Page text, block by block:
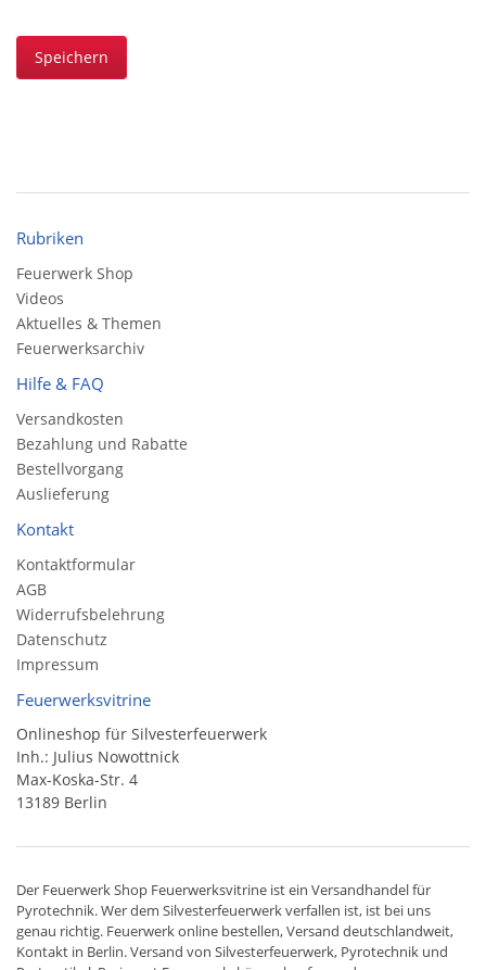
Speichern
Rubriken
Feuerwerk Shop
Videos
Aktuelles & Themen
Feuerwerksarchiv
Hilfe & FAQ
Versandkosten
Bezahlung und Rabatte
Bestellvorgang
Auslieferung
Kontakt
Kontaktformular
AGB
Widerrufsbelehrung
Datenschutz
Impressum
Feuerwerksvitrine
Onlineshop für Silvesterfeuerwerk
Inh.: Julius Nowottnick
Max-Koska-Str. 4
13189 Berlin
Der Feuerwerk Shop Feuerwerksvitrine ist ein Versandhandelfür
Pyrotechnik. Wer dem Silvesterfeuerwerk verfallen ist, ist bei uns
genau richtig. Feuerwerk online bestellen,Versand deutschlandweit,
Kontakt in Berlin. Versand von Silvesterfeuerwerk, Pyrotechnik und